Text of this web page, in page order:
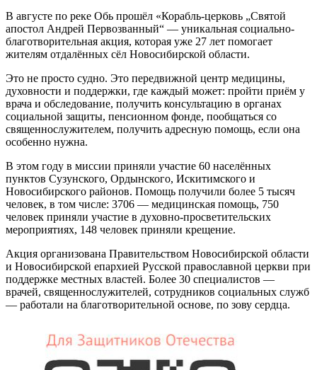
В августе по реке Обь прошёл «Корабль-церковь „Святой
апостол Андрей Первозванный“ — уникальная социально-
благотворительная акция, которая уже 27 лет помогает
жителям отдалённых сёл Новосибирской области.
Это не просто судно. Это передвижной центр медицины,
духовности и поддержки, где каждый может: пройти приём у
врача и обследование, получить консультацию в органах
социальной защиты, пенсионном фонде, пообщаться со
священнослужителем, получить адресную помощь, если она
особенно нужна.
В этом году в миссии приняли участие 60 населённых
пунктов Сузунского, Ордынского, Искитимского и
Новосибирского районов. Помощь получили более 5 тысяч
человек, в том числе: 3706 — медицинская помощь, 750
человек приняли участие в духовно-просветительских
мероприятиях, 148 человек приняли крещение.
Акция организована Правительством Новосибирской области
и Новосибирской епархией Русской православной церкви при
поддержке местных властей. Более 30 специалистов —
врачей, священнослужителей, сотрудников социальных служб
— работали на благотворительной основе, по зову сердца.